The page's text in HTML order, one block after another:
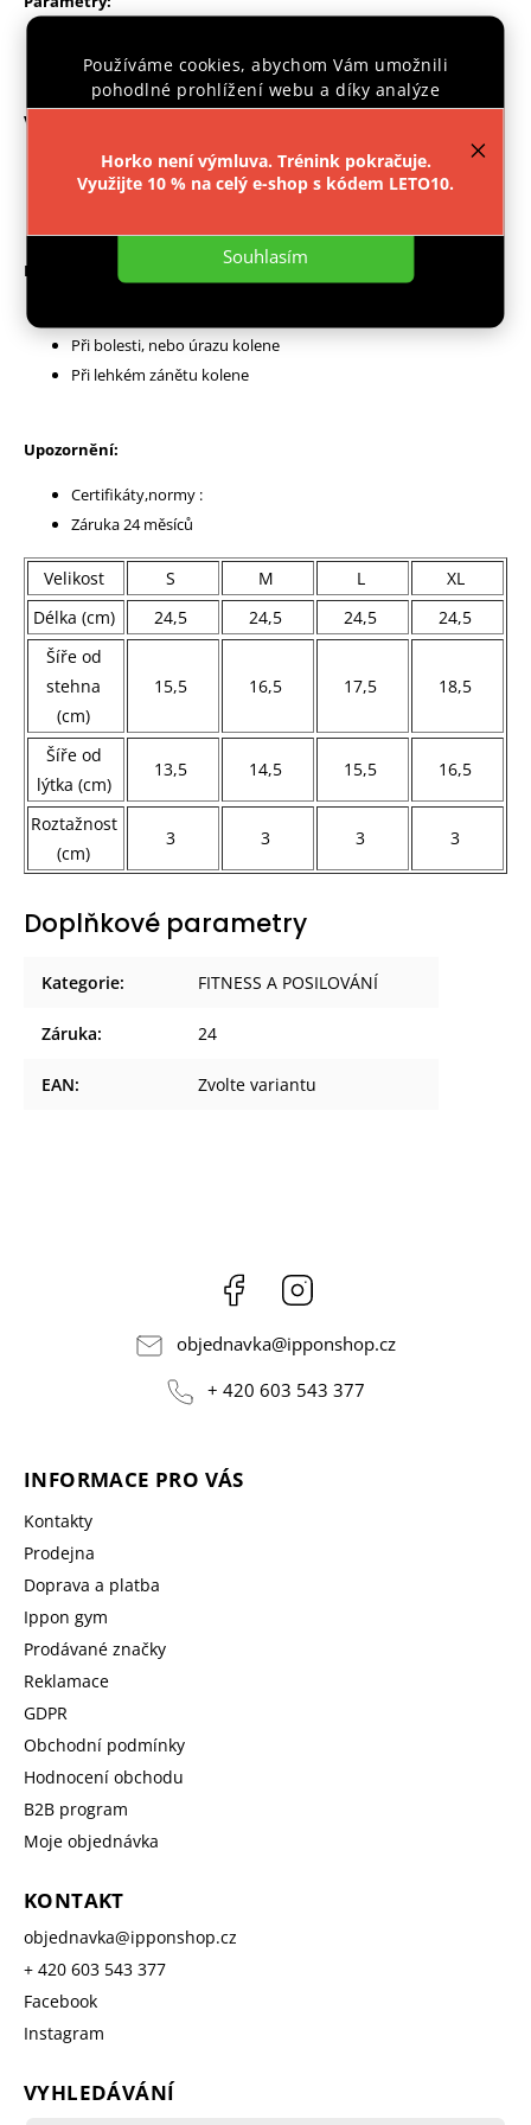
Používáme cookies, abychom Vám umožnili
pohodlné prohlížení webu a díky analýze
provozu webu neustále zlepšovali jeho funkce,
Nastavení
Souhlasím
Horko není výmluva. Trénink pokračuje.
Využijte 10 % na celý e-shop s kódem LETO10.
Výhody:
Dokonale přilne k pokožce
Elastický materiál, odvádějící vlhkost
Použití:
Při bolesti, nebo úrazu kolene
Při lehkém zánětu kolene
Upozornění:
Certifikáty,normy :
Záruka 24 měsíců
Velikost S M L
XL
Délka (cm)
24,5 24,5 24,5
24,5
Šíře od
stehna
(cm)
15,5 16,5 17,5 18,5
Šíře od
lýtka (cm)
13,5 14,5 15,5 16,5
Roztažnost
(cm)
3 3 3 3
Doplňkové parametry
Kategorie: FITNESS A POSILOVÁNÍ
Záruka: 24
EAN: Zvolte variantu
Facebook
objednavka@ipponshop.cz
+ 420 603 543 377
INFORMACE PRO VÁS
Kontakty
Prodejna
Doprava a platba
Ippon gym
Prodávané značky
Reklamace
GDPR
Obchodní podmínky
Hodnocení obchodu
B2B program
Moje objednávka
KONTAKT
objednavka@ipponshop.cz
+ 420 603 543 377
Facebook
Instagram
VYHLEDÁVÁNÍ